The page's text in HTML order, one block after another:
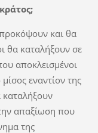
προκόψουν και θα
θα καταλήξουν σε
αποκλεισμένοι
εναντίον της
καταλήξουν
απαξίωση που
της